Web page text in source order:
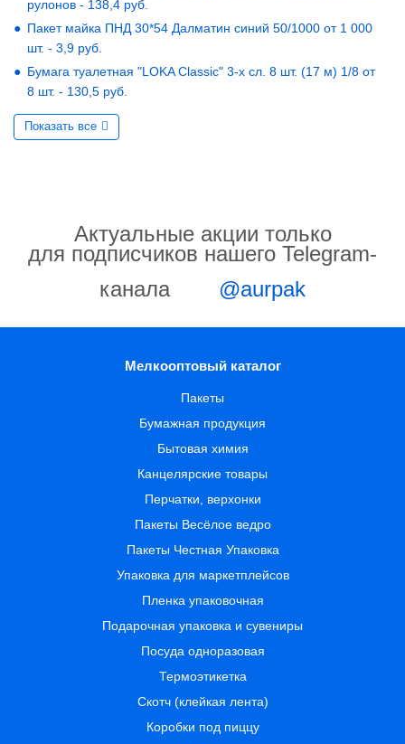
рулонов - 138,4 руб.
Пакет майка ПНД 30*54 Далматин синий 50/1000 от 1 000
шт. - 3,9 руб.
Бумага туалетная "LOKA Classic" 3-х сл. 8 шт. (17 м) 1/8 от
8 шт. - 130,5 руб.
Показать все
Актуальные акции только
для подписчиков нашего Telegram-
канала
@aurpak
Мелкооптовый каталог
Пакеты
Бумажная продукция
Бытовая химия
Канцелярские товары
Перчатки, верхонки
Пакеты Весёлое ведро
Пакеты Честная Упаковка
Упаковка для маркетплейсов
Пленка упаковочная
Подарочная упаковка и сувениры
Посуда одноразовая
Термоэтикетка
Скотч (клейкая лента)
Коробки под пиццу